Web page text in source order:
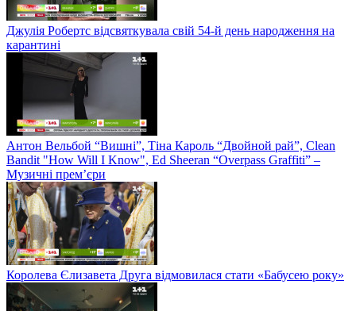
Джулія Робертс відсвяткувала свій 54-й день народження на
карантині
Антон Вельбой “Вишні”, Тіна Кароль “Двойной рай”, Clean
Bandit "How Will I Know", Ed Sheeran “Overpass Graffiti” –
Музичні прем’єри
Королева Єлизавета Друга відмовилася стати «Бабусею року»